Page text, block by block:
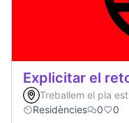
Explicitar el
Treballem el pla
Residències
0 0